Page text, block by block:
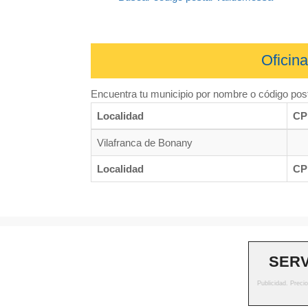
Encuentra tu municipio por nombre o código
Localidad
CP
Vilafranca de Bonany
Localidad CP
Sedes.legal no pertenece a ningún organimos ni
Publicidad.